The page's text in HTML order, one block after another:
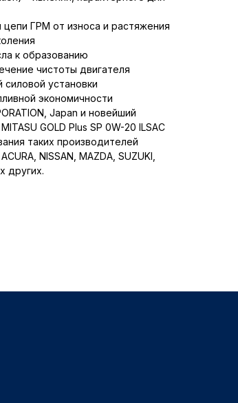
ГРМ от износа и растяжения
к образованию
чистоты двигателя
силовой установки
экономичности
Japan и новейший
GOLD Plus SP 0W-20 ILSAC
таких производителей
NISSAN, MAZDA, SUZUKI,
других.